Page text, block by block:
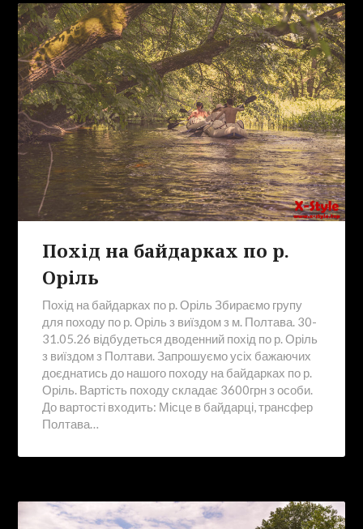
Похід на байдарках по р.
Оріль
Похід на байдарках по р. Оріль Збираємо групу
для походу по р. Оріль з виїздом з м. Полтава. 30-
31.05.26 відбудеться дводенний похід по р. Оріль
з виїздом з Полтави. Запрошуємо усіх бажаючих
доєднатись до нашого походу на байдарках по р.
Оріль. Вартість походу складає 3600грн з особи.
До вартості входить: Місце в байдарці, трансфер
Полтава…